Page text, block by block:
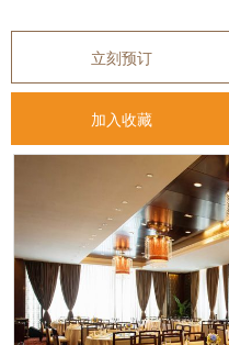
立刻预订
加入收藏